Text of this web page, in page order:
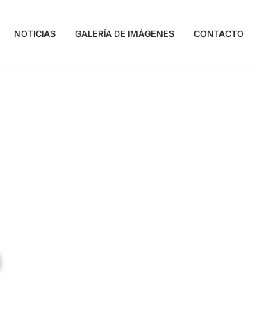
NOTICIAS GALERÍA DE IMÁGENES CONTACTO